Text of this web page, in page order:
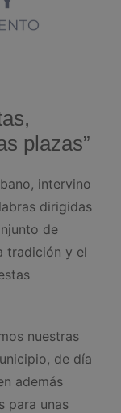
plazas”
intervino
dirigidas
de
tradición y el
nuestras
de día
además
para unas